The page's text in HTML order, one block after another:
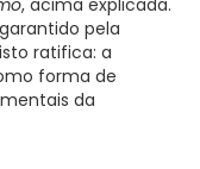
pela
ratifica: a
forma de
da